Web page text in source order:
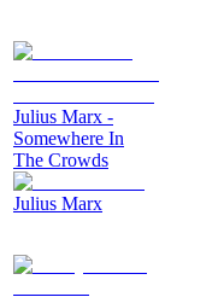
Julius Marx -
Somewhere In
The Crowds
Julius Marx